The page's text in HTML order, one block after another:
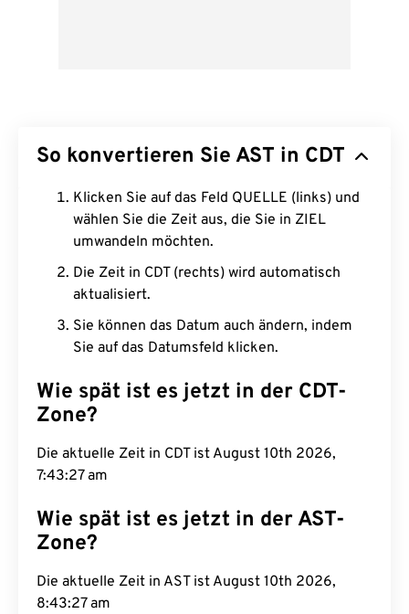
So konvertieren Sie AST in CDT
Klicken Sie auf das Feld QUELLE (links) und
wählen Sie die Zeit aus, die Sie in ZIEL
umwandeln möchten.
Die Zeit in CDT (rechts) wird automatisch
aktualisiert.
Sie können das Datum auch ändern, indem
Sie auf das Datumsfeld klicken.
Wie spät ist es jetzt in der CDT-
Zone?
Die aktuelle Zeit in CDT ist August 10th 2026,
7:43:28 am
Wie spät ist es jetzt in der AST-
Zone?
Die aktuelle Zeit in AST ist August 10th 2026,
8:43:28 am